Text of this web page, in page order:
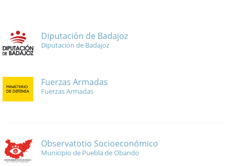
Diputación de Badajoz
Diputación de Badajoz
Fuerzas Armadas
Fuerzas Armadas
Observatotio Socioeconómico
Municipio de Puebla de Obando